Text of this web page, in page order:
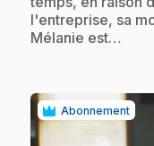
l'entreprise, sa
Mélanie est…
Abonnement